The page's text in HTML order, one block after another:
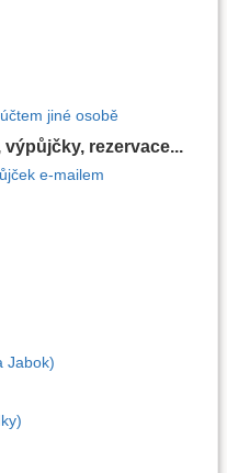
jiné osobě
rezervace...
e-mailem
Jabok)